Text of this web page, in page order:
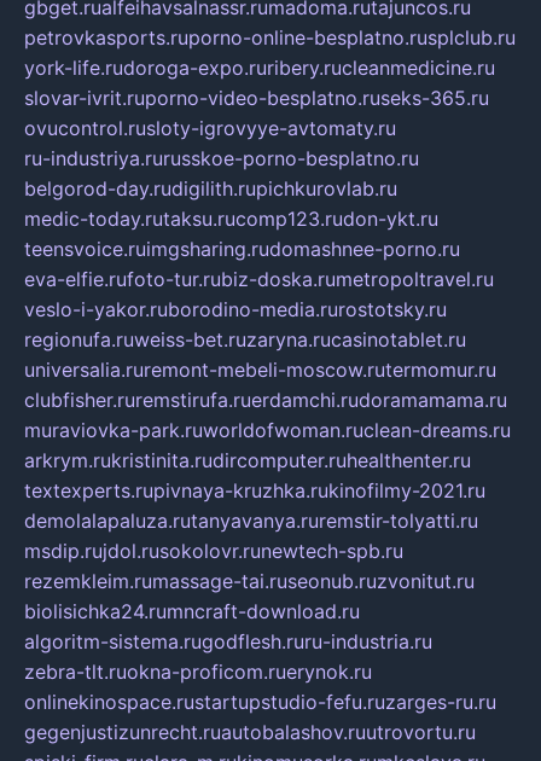
gbget.rualfeihavsalnassr.rumadoma.rutajuncos.ru
petrovkasports.ruporno-online-besplatno.rusplclub.ru
york-life.rudoroga-expo.ruribery.rucleanmedicine.ru
slovar-ivrit.ruporno-video-besplatno.ruseks-365.ru
ovucontrol.rusloty-igrovyye-avtomaty.ru
ru-industriya.rurusskoe-porno-besplatno.ru
belgorod-day.rudigilith.rupichkurovlab.ru
medic-today.rutaksu.rucomp123.rudon-ykt.ru
teensvoice.ruimgsharing.rudomashnee-porno.ru
eva-elfie.rufoto-tur.rubiz-doska.rumetropoltravel.ru
veslo-i-yakor.ruborodino-media.rurostotsky.ru
regionufa.ruweiss-bet.ruzaryna.rucasinotablet.ru
universalia.ruremont-mebeli-moscow.rutermomur.ru
clubfisher.ruremstirufa.ruerdamchi.rudoramamama.ru
muraviovka-park.ruworldofwoman.ruclean-dreams.ru
arkrym.rukristinita.rudircomputer.ruhealthenter.ru
textexperts.rupivnaya-kruzhka.rukinofilmy-2021.ru
demolalapaluza.rutanyavanya.ruremstir-tolyatti.ru
msdip.rujdol.rusokolovr.runewtech-spb.ru
rezemkleim.rumassage-tai.ruseonub.ruzvonitut.ru
biolisichka24.rumncraft-download.ru
algoritm-sistema.rugodflesh.ruru-industria.ru
zebra-tlt.ruokna-proficom.ruerynok.ru
onlinekinospace.rustartupstudio-fefu.ruzarges-ru.ru
gegenjustizunrecht.ruautobalashov.ruutrovortu.ru